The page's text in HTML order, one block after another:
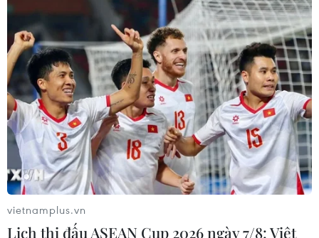
vietnamplus.vn
Lịch thi đấu ASEAN Cup 2026 ngày 7/8: Việt